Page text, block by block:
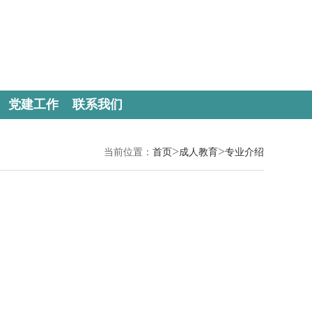
党建工作 联系我们
当前位置： 首页>成人教育>专业介绍